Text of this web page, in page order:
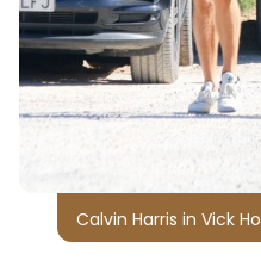
Calvin Harris in Vick